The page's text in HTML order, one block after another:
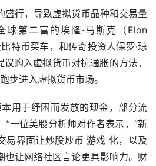
盛行，导致虚拟货币品种和交易量
球第二富的埃隆·马斯克（Elon
特币买车 ，和传奇投资人保罗·琼
购入虚拟货币对抗通胀的方法，
步进入虚拟货币市场。
用于纾困而发放的现金，部分流
”一位美股分析师对作者表示，“新
易界面让炒股炒币游戏 化，以及
也让网络社区言论更具影响力。财